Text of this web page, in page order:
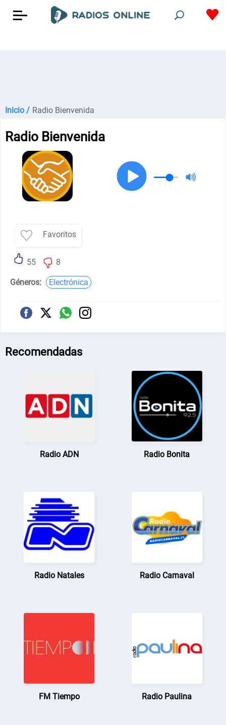
Inicio / Radio Bienvenida
Radio Bienvenida
Favoritos
55 8
Géneros: Electrónica
Recomendadas
Radio ADN Radio Bonita
Radio Natales Radio Carnaval
FM Tiempo Radio Paulina